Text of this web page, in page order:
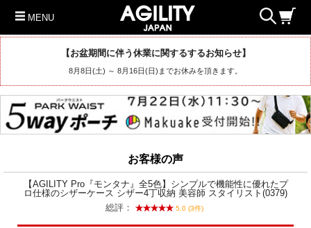
MENU
【お盆期間に伴う休業に関するするお知らせ】
8月8日(土) ～ 8月16日(日)までお休みを頂きます。
お客様の声
【AGILITY Pro『モンタナ』全5色】シンプルで機能性に優れたプ
ロ仕様のシザーケース シザー4丁収納 美容師 スタイリスト(0379)
総評：
5.0 (3件)